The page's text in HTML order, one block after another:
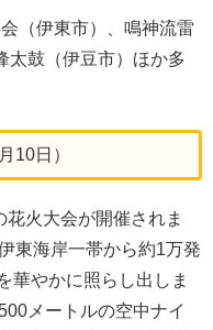
（伊東市）、鳴神流雷
太鼓（伊豆市）ほか多
10日）
火大会が開催されま
東海岸一帯から約1万発
華やかに照らし出しま
メートルの空中ナイ